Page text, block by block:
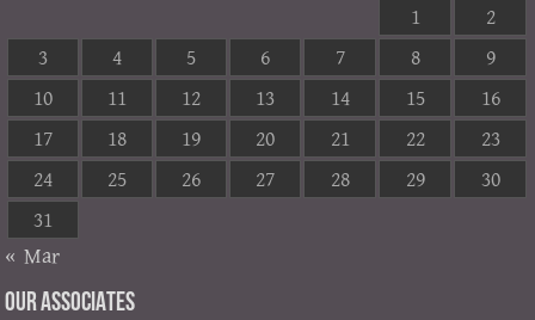
1
2
3
4 5 6 7 8
9
10
11 12 13 14 15
16
17
18 19 20 21 22
23
24
25 26 27 28 29
30
31
« Mar
OUR ASSOCIATES